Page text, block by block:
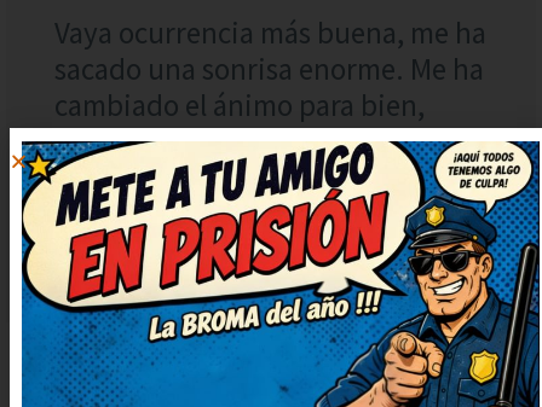
Vaya ocurrencia más buena, me ha
sacado una sonrisa enorme. Me ha
cambiado el ánimo para bien,
gracias. Muy ingenioso y bien
escrito, ¡enhorabuena! Prometo
contarlo en casa, nos encanta reír
juntos.